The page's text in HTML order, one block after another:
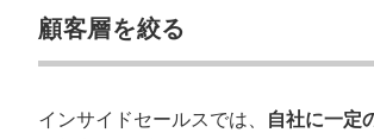
顧客層を絞る
インサイドセールスでは、
自社に一定